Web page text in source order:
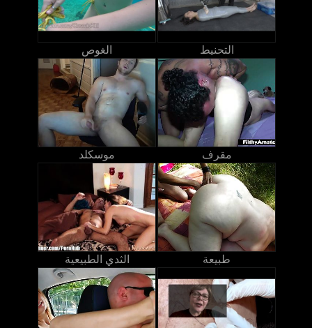
الغوص التحنيط
موسكلد مقرف
الثدي الطبيعية طبيعة